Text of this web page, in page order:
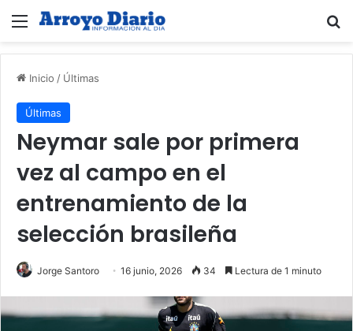
Menú
Inicio / Últimas
Últimas
Neymar sale por primera
vez al campo en el
entrenamiento de la
selección brasileña
Jorge Santoro 16 junio, 2026 34 Lectura de 1 minuto